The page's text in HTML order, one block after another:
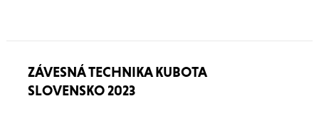
ZÁVESNÁ TECHNIKA KUBOTA
SLOVENSKO 2023